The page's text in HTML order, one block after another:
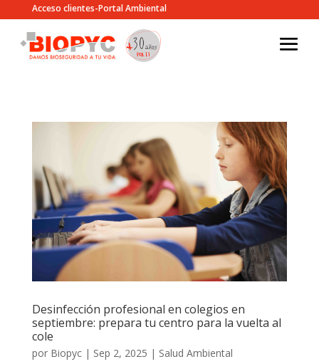
Acceso clientes-Portal Ambiental
Desinfección profesional en colegios en
septiembre: prepara tu centro para la vuelta al
cole
por Biopyc| Sep 2, 2025 | Salud Ambiental